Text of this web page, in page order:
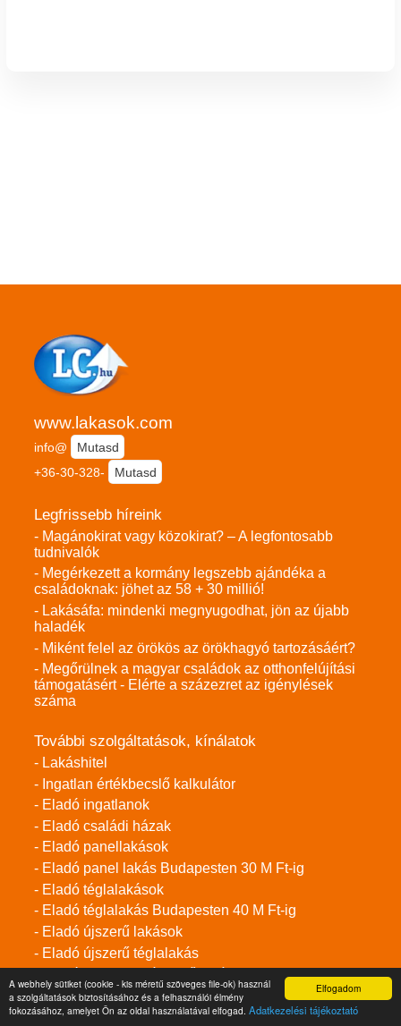
Elfogadom
A webhely sütiket (cookie - kis méretű szöveges file-ok) használ
a szolgáltatások biztosításához és a felhasználói élmény
fokozásához, amelyet Ön az oldal használatával elfogad. Adatkezelési tájékoztató
www.lakasok.com
info@
Mutasd
+36-30-328-
Mutasd
Legfrissebb híreink
- Magánokirat vagy közokirat? – A legfontosabb
tudnivalók
- Megérkezett a kormány legszebb ajándéka a
családoknak: jöhet az 58 + 30 millió!
- Lakásáfa: mindenki megnyugodhat, jön az újabb
haladék
- Miként felel az örökös az örökhagyó tartozásáért?
- Megőrülnek a magyar családok az otthonfelújítási
támogatásért - Elérte a százezret az igénylések
száma
További szolgáltatások, kínálatok
- Lakáshitel
- Ingatlan értékbecslő kalkulátor
- Eladó ingatlanok
- Eladó családi házak
- Eladó panellakások
- Eladó panel lakás Budapesten 30 M Ft-ig
- Eladó téglalakások
- Eladó téglalakás Budapesten 40 M Ft-ig
- Eladó újszerű lakások
- Eladó újszerű téglalakás